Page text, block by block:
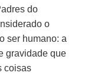
do
o
ser humano: a
gravidade que
coisas